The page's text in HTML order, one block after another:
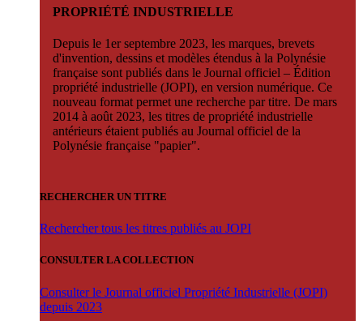
PROPRIÉTÉ INDUSTRIELLE
Depuis le 1er septembre 2023, les marques, brevets
d'invention, dessins et modèles étendus à la Polynésie
française sont publiés dans le Journal officiel – Édition
propriété industrielle (JOPI), en version numérique. Ce
nouveau format permet une recherche par titre. De mars
2014 à août 2023, les titres de propriété industrielle
antérieurs étaient publiés au Journal officiel de la
Polynésie française "papier".
RECHERCHER UN TITRE
Rechercher tous les titres publiés au JOPI
CONSULTER LA COLLECTION
Consulter le Journal officiel Propriété Industrielle (JOPI)
depuis 2023